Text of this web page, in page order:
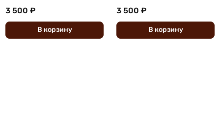
3 500 ₽
В корзину
3 500 ₽
В корзину